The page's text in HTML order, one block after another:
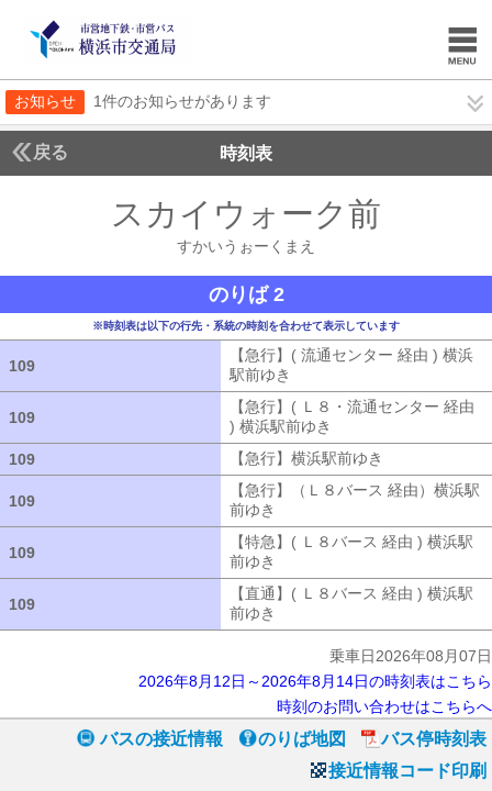
お知らせ 1件のお知らせがあります
戻る 時刻表
スカイウォーク前
すかいうぉーくまえ
のりば 2
※時刻表は以下の行先・系統の時刻を合わせて表示しています
109
【急行】( 流通センター 経由 ) 横浜
駅前ゆき
109
【急行】( Ｌ８・流通センター 経由
) 横浜駅前ゆき
109
【急行】横浜駅前ゆき
109
【急行】（Ｌ８バース 経由）横浜駅
前ゆき
109
【特急】( Ｌ８バース 経由 ) 横浜駅
前ゆき
109
【直通】( Ｌ８バース 経由 ) 横浜駅
前ゆき
乗車日2026年08月07日
2026年8月12日～2026年8月14日の時刻表はこちら
時刻のお問い合わせはこちらへ
バスの接近情報 のりば地図
バス停時刻表
接近情報コード印刷